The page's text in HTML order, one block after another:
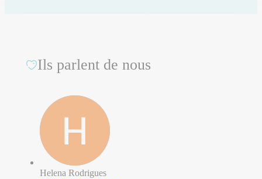
Ils parlent de nous
Helena Rodrigues